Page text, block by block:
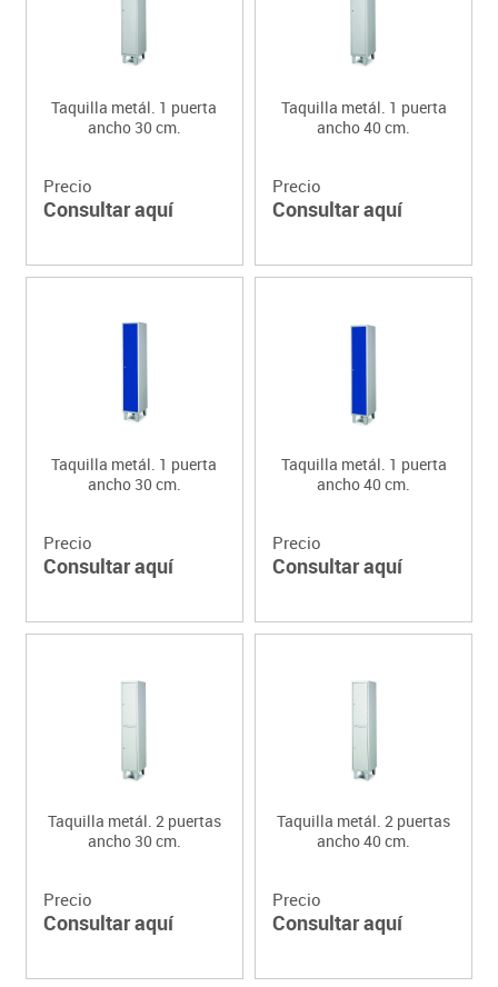
Taquilla metál. 1 puerta
ancho 30 cm.
Precio
Consultar aquí
Taquilla metál. 1 puerta
ancho 40 cm.
Precio
Consultar aquí
Taquilla metál. 1 puerta
ancho 30 cm.
Precio
Consultar aquí
Taquilla metál. 1 puerta
ancho 40 cm.
Precio
Consultar aquí
Taquilla metál. 2 puertas
ancho 30 cm.
Precio
Consultar aquí
Taquilla metál. 2 puertas
ancho 40 cm.
Precio
Consultar aquí